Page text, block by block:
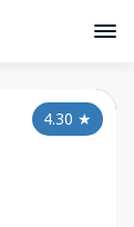
4.30 ★